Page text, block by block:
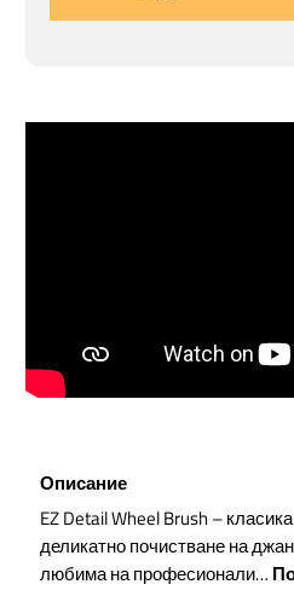
Описание
EZ Detail Wheel Brush –
деликатно почистване на
любима на професионали…